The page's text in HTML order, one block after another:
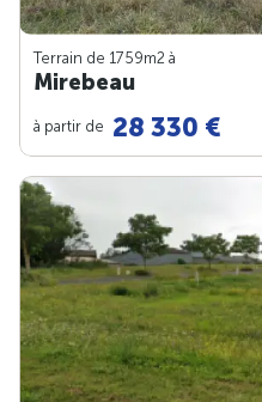
Terrain de 1759m2 à
Mirebeau
à partir de 28 330 €